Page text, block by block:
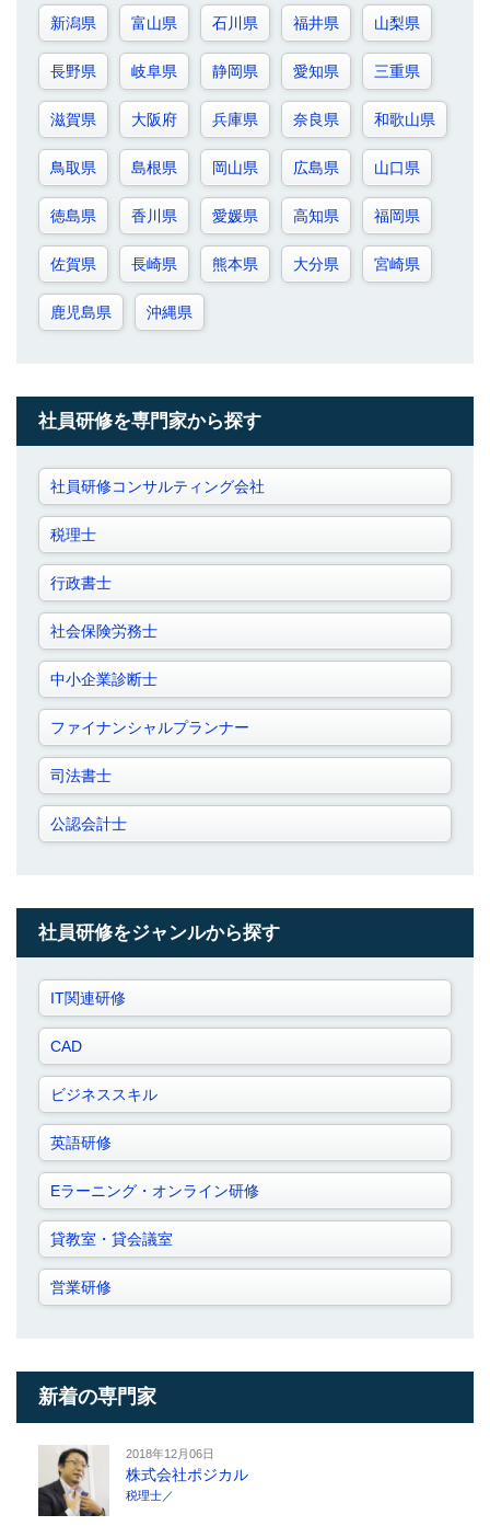
新潟県 富山県 石川県 福井県 山梨県
長野県 岐阜県 静岡県 愛知県 三重県
滋賀県 大阪府 兵庫県 奈良県 和歌山県
鳥取県 島根県 岡山県 広島県 山口県
徳島県 香川県 愛媛県 高知県 福岡県
佐賀県 長崎県 熊本県 大分県 宮崎県
鹿児島県 沖縄県
社員研修を専門家から探す
社員研修コンサルティング会社
税理士
行政書士
社会保険労務士
中小企業診断士
ファイナンシャルプランナー
司法書士
公認会計士
社員研修をジャンルから探す
IT関連研修
CAD
ビジネススキル
英語研修
Eラーニング・オンライン研修
貸教室・貸会議室
営業研修
新着の専門家
2018年12月06日
株式会社ポジカル
税理士 ／